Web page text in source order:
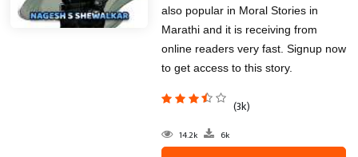
also popular in Moral Stories in
Marathi and it is receiving from
online readers very fast. Signup now
to get access to this story.
(3k)
14.2k 6k